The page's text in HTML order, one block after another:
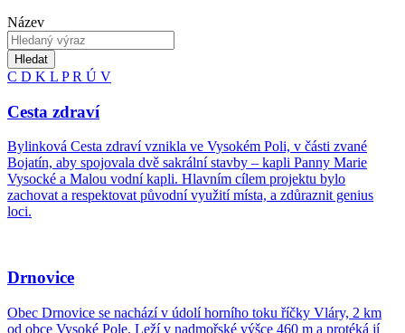
Název
Hledat
C D K L PR Ú V
Cesta zdraví
Bylinková Cesta zdraví vznikla ve Vysokém Poli, v části zvané
Bojatín, aby spojovala dvě sakrální stavby – kapli Panny Marie
Vysocké a Malou vodní kapli. Hlavním cílem projektu bylo
zachovat a respektovat původní využití místa, a zdůraznit genius
loci.
Drnovice
Obec Drnovice se nachází v údolí horního toku říčky Vláry, 2 km
od obce Vysoké Pole. Leží v nadmořské výšce 460 m a protéká jí